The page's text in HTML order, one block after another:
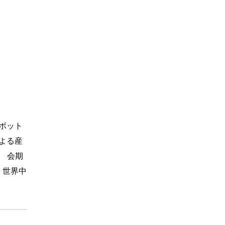
ット
る産
会期
界中